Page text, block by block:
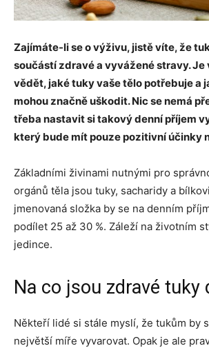
Zajímáte-li se o výživu, jistě víte, že
součástí zdravé a vyvážené stravy.
vědět, jaké tuky vaše tělo potřebuje a
mohou značně uškodit. Nic se nemá
třeba nastavit si takový denní příjem
který bude mít pouze pozitivní účinky
Základními živinami nutnými pro
orgánů těla jsou tuky, sacharidy a
jmenovaná složka by se na denním
podílet 25 až 30 %. Záleží na životním
jedince.
Na co jsou zdravé tuky
Někteří lidé si stále myslí, že tukům by
největší míře vyvarovat. Opak je ale